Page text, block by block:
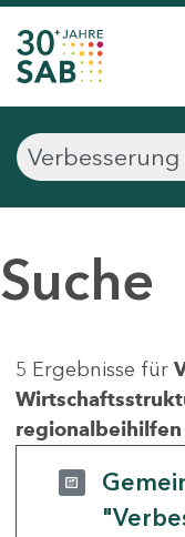
Suche
5 Ergebnisse für
regionalbeihilfen